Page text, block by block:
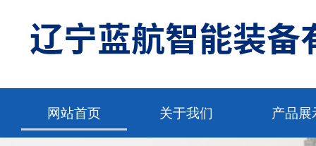
网站首页 关于我们 产品展